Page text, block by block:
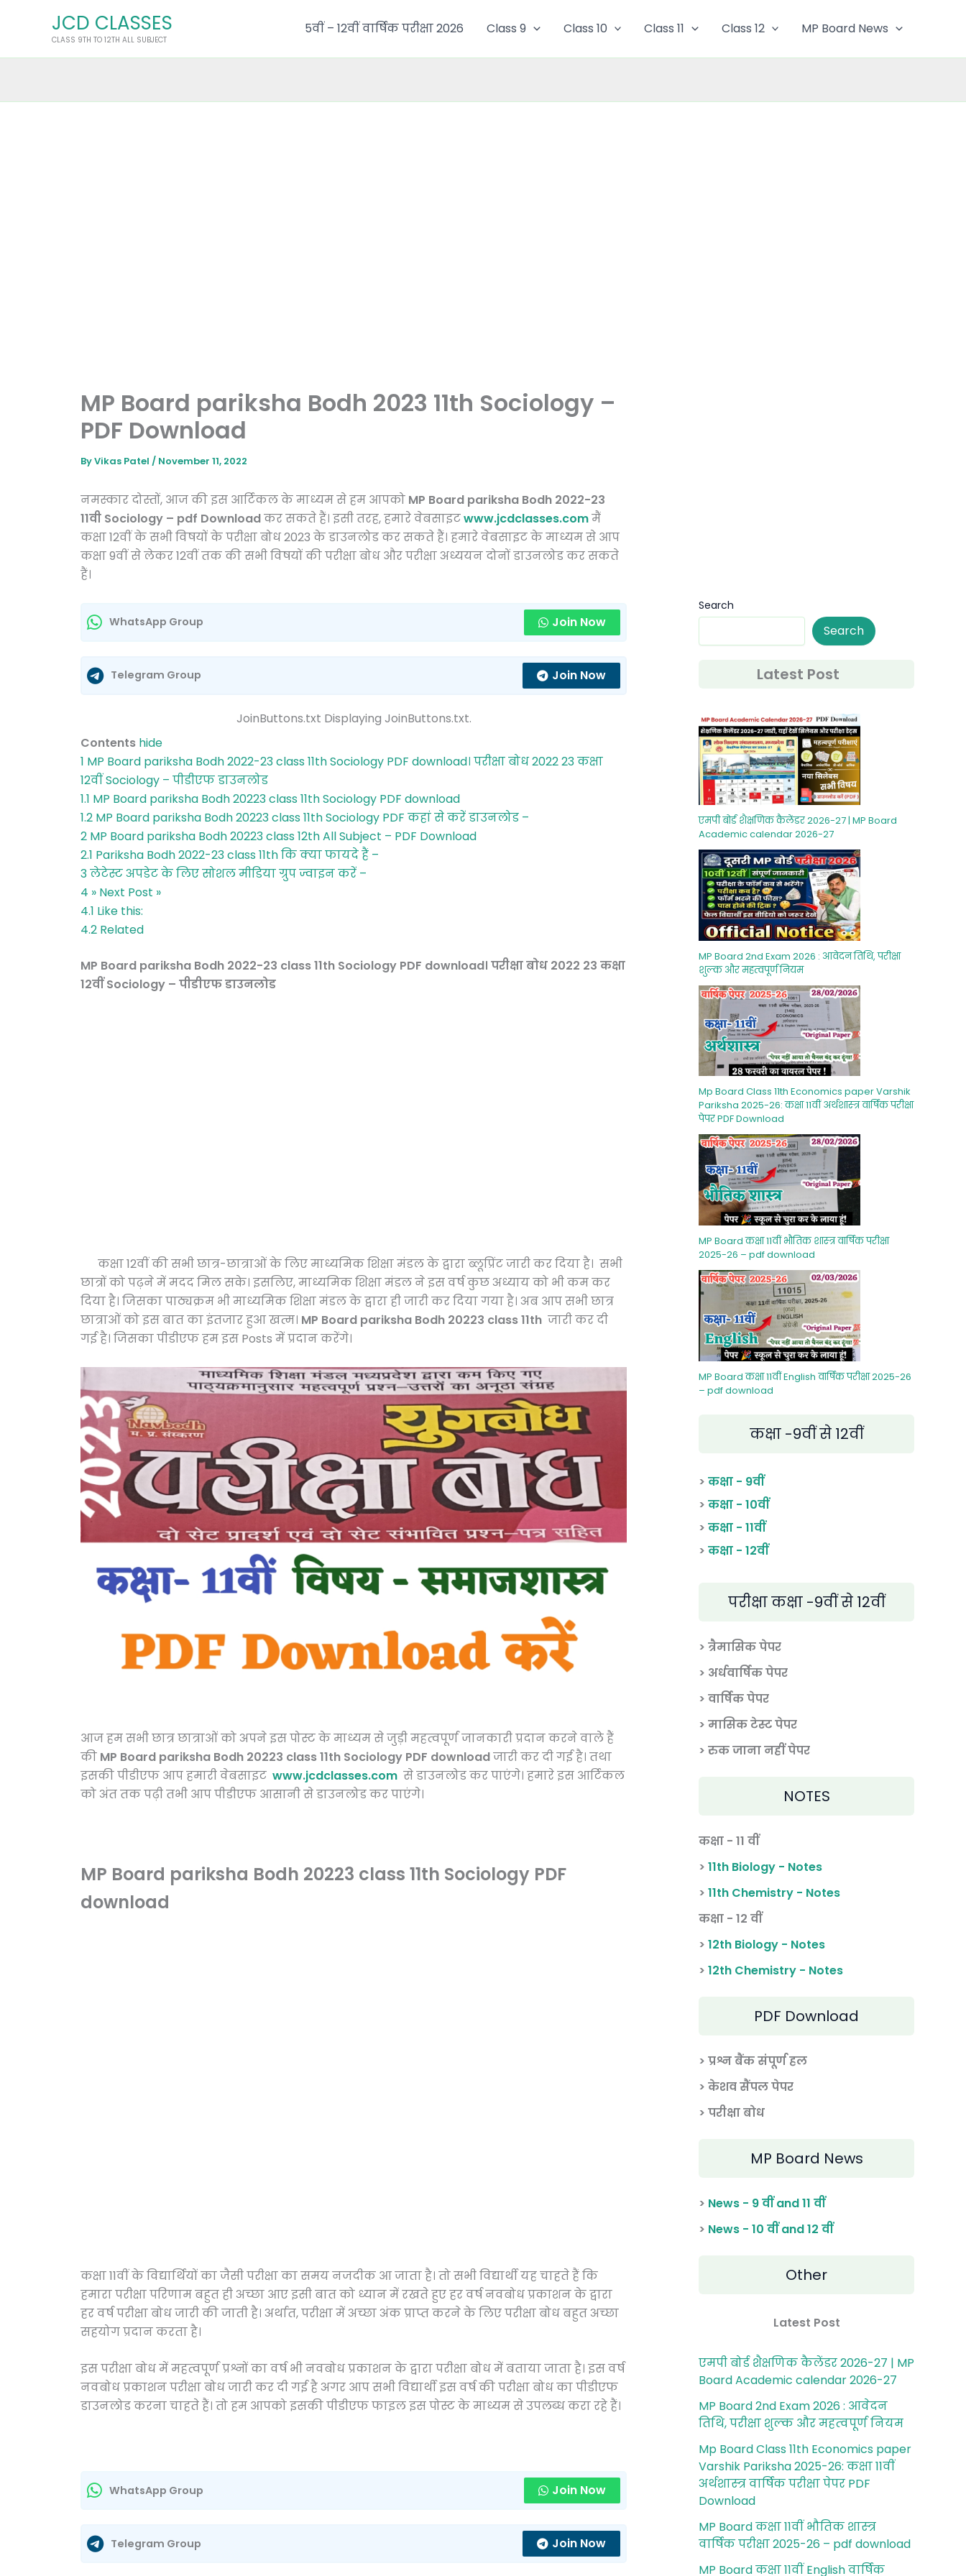
JCD CLASSES
CLASS 9TH TO 12TH ALL SUBJECT
5वीं – 12वीं वार्षिक परीक्षा 2026 Class 9 Class 10 Class 11 Class 12 MP Board News
MP Board pariksha Bodh 2023 11th Sociology –
PDF Download
ByVikas Patel / November 11, 2022
नमस्कार दोस्तों, आज की इस आर्टिकल के माध्यम से हम आपको MP Board pariksha Bodh 2022-23
11वी Sociology – pdf Downloadकर सकते हैं। इसी तरह, हमारे वेबसाइटwww.jcdclasses.comमैं
कक्षा 12वीं के सभी विषयों के परीक्षा बोध 2023 के डाउनलोड कर सकते हैं। हमारे वेबसाइट के माध्यम से आप
कक्षा 9वीं से लेकर 12वीं तक की सभी विषयों की परीक्षा बोध और परीक्षा अध्ययन दोनों डाउनलोड कर सकते
हैं।
WhatsApp Group Join Now
Telegram Group Join Now
JoinButtons.txt Displaying JoinButtons.txt.
Contents hide
1 MP Board pariksha Bodh 2022-23 class 11th Sociology PDF download। परीक्षा बोध 2022 23 कक्षा
12वीं Sociology – पीडीएफ डाउनलोड
1.1 MP Board pariksha Bodh 20223 class 11th Sociology PDF download
1.2 MP Board pariksha Bodh 20223 class 11th Sociology PDF कहां से करें डाउनलोड –
2 MP Board pariksha Bodh 20223 class 12th All Subject – PDF Download
2.1 Pariksha Bodh 2022-23 class 11th कि क्या फायदे हैं –
3लेटेस्ट अपडेट के लिए सोशल मीडिया ग्रुप ज्वाइन करें –
4 » Next Post »
4.1 Like this:
4.2 Related
MP Board pariksha Bodh 2022-23 class 11th Sociology PDF download। परीक्षा बोध 2022 23 कक्षा
12वीं Sociology – पीडीएफ डाउनलोड
कक्षा 12वीं की सभी छात्र-छात्राओं के लिए माध्यमिक शिक्षा मंडल के द्वारा ब्लूप्रिंट जारी कर दिया है। सभी
छात्रों को पढ़ने में मदद मिल सके। इसलिए, माध्यमिक शिक्षा मंडल ने इस वर्ष कुछ अध्याय को भी कम कर
दिया है। जिसका पाठ्यक्रम भी माध्यमिक शिक्षा मंडल के द्वारा ही जारी कर दिया गया है। अब आप सभी छात्र
छात्राओं को इस बात का इंतजार हुआ खत्म। MP Board pariksha Bodh 20223 class 11th जारी कर दी
गई है। जिसका पीडीएफ हम इस Posts में प्रदान करेंगे।
आज हम सभी छात्र छात्राओं को अपने इस पोस्ट के माध्यम से जुड़ी महत्वपूर्ण जानकारी प्रदान करने वाले हैं
की MP Board pariksha Bodh 20223 class 11th Sociology PDF downloadजारी कर दी गई है। तथा
इसकी पीडीएफ आप हमारी वेबसाइट www.jcdclasses.com से डाउनलोड कर पाएंगे। हमारे इस आर्टिकल
को अंत तक पढ़ी तभी आप पीडीएफ आसानी से डाउनलोड कर पाएंगे।
MP Board pariksha Bodh 20223 class 11th Sociology PDF
download
कक्षा 11वीं के विद्यार्थियों का जैसी परीक्षा का समय नजदीक आ जाता है। तो सभी विद्यार्थी यह चाहते हैं कि
हमारा परीक्षा परिणाम बहुत ही अच्छा आए इसी बात को ध्यान में रखते हुए हर वर्ष नवबोध प्रकाशन के द्वारा
हर वर्ष परीक्षा बोध जारी की जाती है। अर्थात, परीक्षा में अच्छा अंक प्राप्त करने के लिए परीक्षा बोध बहुत अच्छा
सहयोग प्रदान करता है।
इस परीक्षा बोध में महत्वपूर्ण प्रश्नों का वर्ष भी नवबोध प्रकाशन के द्वारा परीक्षा बोध में बताया जाता है। इस वर्ष
नवबोध प्रकाशन परीक्षा बोध जारी कर दी गई है अगर आप सभी विद्यार्थी इस वर्ष की परीक्षा बोध का पीडीएफ
डाउनलोड करना चाहते हैं। तो हम आपको इसकी पीडीएफ फाइल इस पोस्ट के माध्यम से उपलब्ध करा रहे हैं।
WhatsApp Group Join Now
Telegram Group Join Now
Search
Search
Latest Post
एमपी बोर्ड शैक्षणिक कैलेंडर 2026-27 | MP Board
Academic calendar 2026-27
MP Board 2nd Exam 2026 : आवेदन तिथि, परीक्षा
शुल्‍क और महत्‍वपूर्ण नियम
Mp Board Class 11th Economics paper Varshik
Pariksha 2025-26: कक्षा 11वीं अर्थशास्‍त्र वार्षिक परीक्षा
पेपर PDF Download
MP Board कक्षा 11वीं भौतिक शास्‍त्र वार्षिक परीक्षा
2025-26 – pdf download
MP Board कक्षा 11वीं English वार्षिक परीक्षा 2025-26
– pdf download
कक्षा -9वीं से 12वीं
> कक्षा - 9वीं
> कक्षा - 10वीं
> कक्षा - 11वीं
> कक्षा - 12वीं
परीक्षा कक्षा -9वीं से 12वीं
> त्रैमासिक पेपर
> अर्धवार्षिक पेपर
> वार्षिक पेपर
> मासिक टेस्ट पेपर
> रुक जाना नहीं पेपर
NOTES
कक्षा - 11 वीं
> 11th Biology - Notes
> 11th Chemistry - Notes
कक्षा - 12 वीं
> 12th Biology - Notes
> 12th Chemistry - Notes
PDF Download
> प्रश्न बैंक संपूर्ण हल
> केशव सैंपल पेपर
> परीक्षा बोध
MP Board News
> News - 9 वीं and 11 वीं
> News - 10 वीं and 12 वीं
Other
Latest Post
एमपी बोर्ड शैक्षणिक कैलेंडर 2026-27 | MP
Board Academic calendar 2026-27
MP Board 2nd Exam 2026 : आवेदन
तिथि, परीक्षा शुल्‍क और महत्‍वपूर्ण नियम
Mp Board Class 11th Economics paper
Varshik Pariksha 2025-26: कक्षा 11वीं
अर्थशास्‍त्र वार्षिक परीक्षा पेपर PDF
Download
MP Board कक्षा 11वीं भौतिक शास्‍त्र
वार्षिक परीक्षा 2025-26 – pdf download
MP Board कक्षा 11वीं English वार्षिक